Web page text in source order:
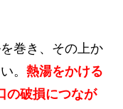
巻き、その上か
。 熱湯をかける
の破損につなが